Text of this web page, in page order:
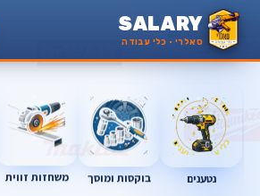
SALARY
סאלרי · כלי עבודה
נטענים בוקסות ומוסך משחזות זווית